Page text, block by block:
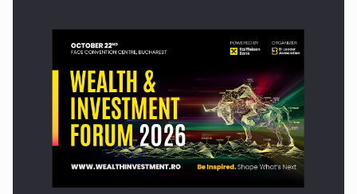
Comunicat de presa: Joburile part-time reincep sa intre pe…